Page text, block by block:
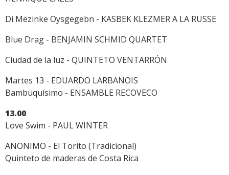
Di Mezinke Oysgegebn - KASBEK KLEZMER A LA RUSSE
Blue Drag - BENJAMIN SCHMID QUARTET
Ciudad de la luz - QUINTETO VENTARRÓN
Martes 13 - EDUARDO LARBANOIS
Bambuquísimo - ENSAMBLE RECOVECO
13.00
Love Swim - PAUL WINTER
ANONIMO - El Torito (Tradicional)
Quinteto de maderas de Costa Rica